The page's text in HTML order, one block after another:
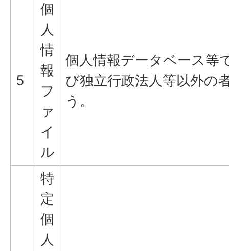
5
個
人
情
報
フ
ァ
イ
ル
個人情報データベース等
び独立行政法人等以外の
う。
特
定
個
人